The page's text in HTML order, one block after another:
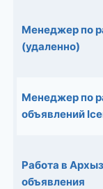
Менеджер по
(удаленно)
Менеджер по
объявлений
Работа в
объявления